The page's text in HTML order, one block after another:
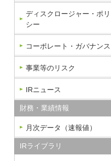
ディスクロージャー・ポリ
シー
コーポレート・ガバナンス
事業等のリスク
IRニュース
財務・業績情報
月次データ（速報値）
IRライブラリ